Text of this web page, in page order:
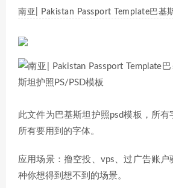
南亚| Pakistan Passport Template巴基
此文件为巴基斯坦护照psd模板，所有
所有要用到的字体。
应用场景：撸空投、vps、过广告账户
种你想得到想不到的场景。